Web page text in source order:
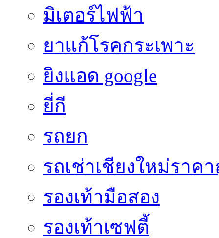
มิเตอร์ไฟฟ้า
ยาแก้โรคกระเพาะ
ยิงแอด google
ยี่กี
รถยก
รถเช่าเชียงใหม่ราค
รองเท้ามือสอง
รองเท้าเซฟตี้